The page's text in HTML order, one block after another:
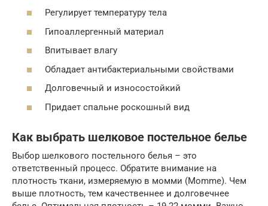
Регулирует температуру тела
Гипоаллергенный материал
Впитывает влагу
Обладает антибактериальными свойствами
Долговечный и износостойкий
Придает спальне роскошный вид
Как выбрать шелковое постельное белье
Выбор шелкового постельного белья – это
ответственный процесс. Обратите внимание на
плотность ткани, измеряемую в момми (Momme). Чем
выше плотность, тем качественнее и долговечнее